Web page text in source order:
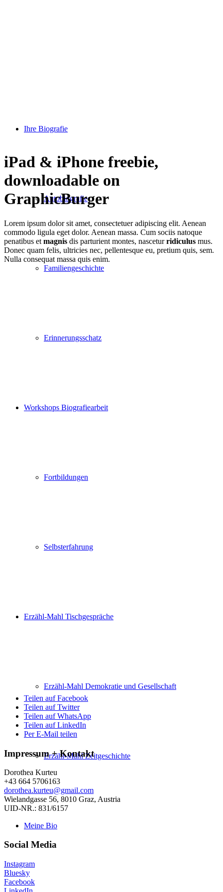
Ihre Biografie
Autobiografie
Familiengeschichte
Erinnerungsschatz
Workshops Biografiearbeit
Fortbildungen
Selbsterfahrung
Erzähl-Mahl Tischgespräche
Erzähl-Mahl Demokratie und Gesellschaft
Erzähl-Mahl Zeitgeschichte
Meine Bio
iPad & iPhone freebie,
downloadable on
GraphicBurger
Lorem ipsum dolor sit amet, consectetuer adipiscing elit. Aenean
commodo ligula eget dolor. Aenean massa. Cum sociis natoque
penatibus et magnis dis parturient montes, nasceturridiculus mus.
Donec quam felis, ultricies nec, pellentesque eu, pretium quis, sem.
Nulla consequat massa quis enim.
Teilen auf Facebook
Teilen auf Twitter
Teilen auf WhatsApp
Teilen auf LinkedIn
Per E-Mail teilen
Impressum + Kontakt
Dorothea Kurteu
+43 664 5706163
dorothea.kurteu@gmail.com
Wielandgasse 56, 8010 Graz, Austria
UID-NR.: 831/6157
Social Media
Instagram
Bluesky
Facebook